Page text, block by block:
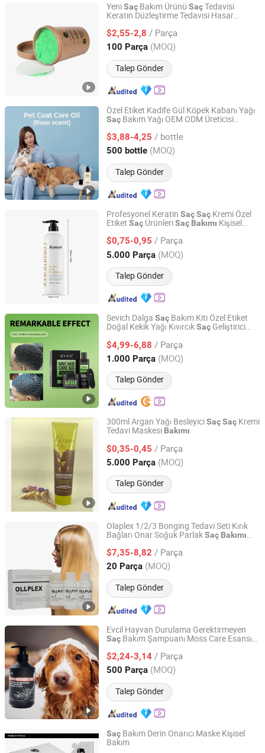
YeniSaç Bakım Ürünü SaçTedavisi
Keratin Düzleştirme Tedavisi Hasar
$2,55-2,8 / Parça
100 Parça (MOQ)
Talep Gönder
Guangdong Boda Cosmetics Co,.Ltd.
Guangdong, China Fiyat 2021
Özel Etiket Kadife Gül Köpek Kabanı Yağı
Saç Bakım Yağı OEM ODM Üreticisi
$3,88-4,25 / bottle
500 bottle (MOQ)
Talep Gönder
Nanjing Petivar Technology Co., Ltd.
Jiangsu, China Fiyat 2026
Profesyonel Keratin SaçSaç Kremi Özel
Etiket Saç ÜrünleriSaç Bakımı Kişisel
$0,75-0,95 / Parça
5.000 Parça (MOQ)
Talep Gönder
Guangzhou Weiniya Cosmetics Co., Ltd.
Guangdong, China Fiyat 2025
Sevich Dalga Saç Bakım Kiti Özel Etiket
Doğal Kekik Yağı KıvırcıkSaç Geliştirici
$4,99-6,88 / Parça
1.000 Parça (MOQ)
Talep Gönder
Guangzhou Sevich Biology Technology Co., Ltd.
Guangdong, China Fiyat 2016
300ml Argan Yağı BesleyiciSaçSaç Kremi
Tedavi Maskesi Bakımı
$0,35-0,45 / Parça
5.000 Parça (MOQ)
Talep Gönder
SUZHOU LONGLIFU IMP. & EXP. CO., LTD.
Jiangsu, China Fiyat 2020
Olaplex 1/2/3 Bonging Tedavi Seti Kırık
Bağları Onar Soğuk ParlakSaç Bakımı
$7,35-8,82 / Parça
20 Parça (MOQ)
Talep Gönder
Guangdong Boda Cosmetics Co,.Ltd.
Guangdong, China Fiyat 2021
Evcil Hayvan Durulama Gerektirmeyen
Saç Bakım Şampuanı Moss Care Esansı
$2,24-3,14 / Parça
500 Parça (MOQ)
Talep Gönder
Linyi Wobel Pet Supply Co., Ltd.
Shandong, China Fiyat 2025
Saç Bakım Derin Onarıcı Maske Kişisel
Bakım
Zhaoqing Kaijoe Technology Co., Ltd.